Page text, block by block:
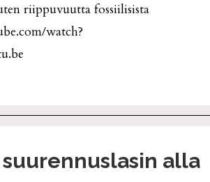
riippuvuutta fossiilisista
watch?
alla